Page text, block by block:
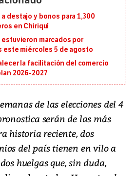
destajo y bonos para 1,300
en Chiriquí
estuvieron marcados por
miércoles 5 de agosto
la facilitación del comercio
2026-2027
de las elecciones del 4
serán de las más
historia reciente, dos
del país tienen en vilo a
huelgas que, sin duda,